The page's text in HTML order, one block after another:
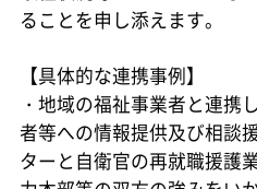
ることを申し添えます。
【具体的な連携事例】
・地域の福祉事業者と連携
者等への情報提供及び相談
ターと自衛官の再就職援護